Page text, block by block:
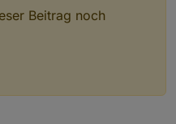
Beitrag noch